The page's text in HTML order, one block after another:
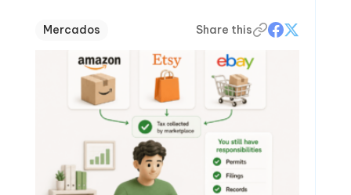
Mercados Share this